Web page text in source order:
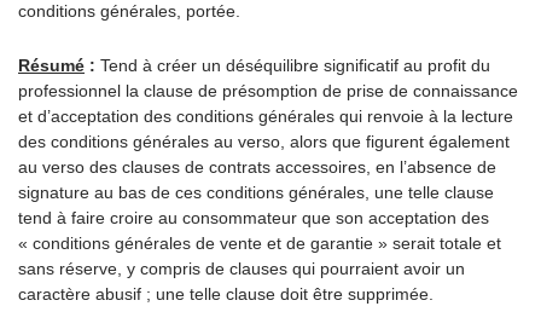
conditions générales, portée.
Résumé : Tend à créer un déséquilibre significatif au profit du
professionnel la clause de présomption de prise de connaissance
et d’acceptation des conditions générales qui renvoie à la lecture
des conditions générales au verso, alors que figurent également
au verso des clauses de contrats accessoires, en l’absence de
signature au bas de ces conditions générales, une telle clause
tend à faire croire au consommateur que son acceptation des
« conditions générales de vente et de garantie » serait totale et
sans réserve, y compris de clauses qui pourraient avoir un
caractère abusif ; une telle clause doit être supprimée.